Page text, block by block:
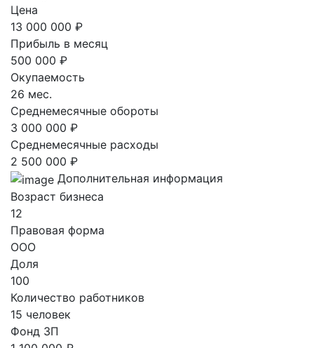
Цена
13 000 000 ₽
Прибыль в месяц
500 000 ₽
Окупаемость
26 мес.
Среднемесячные обороты
3 000 000 ₽
Среднемесячные расходы
2 500 000 ₽
Дополнительная информация
Возраст бизнеса
12
Правовая форма
ООО
Доля
100
Количество работников
15 человек
Фонд ЗП